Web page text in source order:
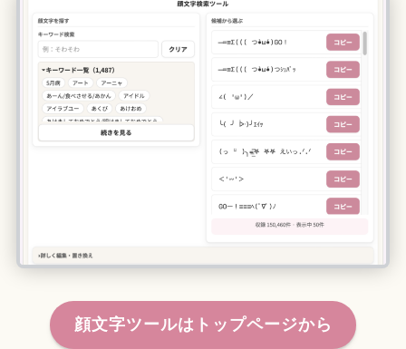
顔文字ツールはトップページから